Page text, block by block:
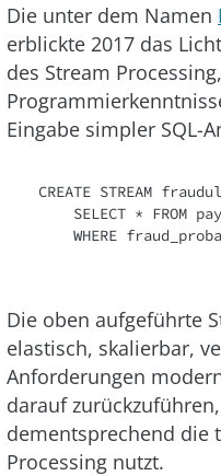
Die unter dem Namen
erblickte 2017 das
des Stream
Eingabe simpler SQL-
CREATE STREAM
Die oben aufgeführte
elastisch, skalierbar,
Anforderungen
darauf
dementsprechend die
Processing nutzt.